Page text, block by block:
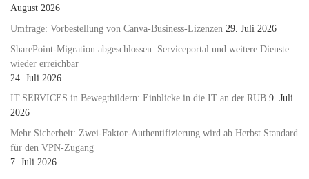
August 2026
Umfrage: Vorbestellung von Canva-Business-Lizenzen 29. Juli 2026
SharePoint-Migration abgeschlossen: Serviceportal und weitere Dienste
wieder erreichbar
24. Juli 2026
IT.SERVICES in Bewegtbildern: Einblicke in die IT an der RUB 9. Juli
2026
Mehr Sicherheit: Zwei-Faktor-Authentifizierung wird ab Herbst Standard
für den VPN-Zugang
7. Juli 2026